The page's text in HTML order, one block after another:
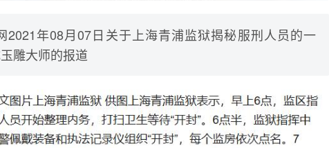
2021年08月07日关于上海青浦监狱揭秘服刑人员的一
雕大师的报道